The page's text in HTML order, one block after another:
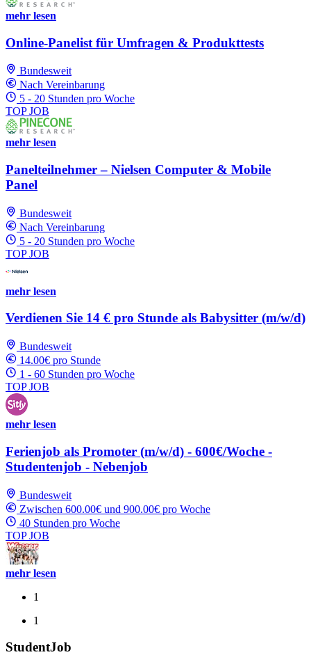
mehr lesen
Online-Panelist für Umfragen & Produkttests
Bundesweit
Nach Vereinbarung
5 - 20 Stunden pro Woche
TOP JOB
mehr lesen
Panelteilnehmer – Nielsen Computer & Mobile
Panel
Bundesweit
Nach Vereinbarung
5 - 20 Stunden pro Woche
TOP JOB
mehr lesen
Verdienen Sie 14 € pro Stunde als Babysitter (m/w/d)
Bundesweit
14.00€ pro Stunde
1 - 60 Stunden pro Woche
TOP JOB
mehr lesen
Ferienjob als Promoter (m/w/d) - 600€/Woche -
Studentenjob - Nebenjob
Bundesweit
Zwischen 600.00€ und 900.00€ pro Woche
40 Stunden pro Woche
TOP JOB
mehr lesen
1
1
StudentJob